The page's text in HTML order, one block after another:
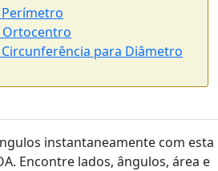
Ortocentro
para Diâmetro
instantaneamente com esta
Encontre lados, ângulos, área e